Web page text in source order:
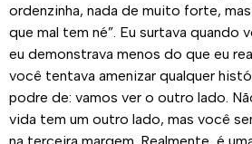
ordenzinha, nada de muito forte,
que mal tem né”. Eu surtava quando
eu demonstrava menos do que eu
você tentava amenizar qualquer
podre de: vamos ver o outro lado.
vida tem um outro lado, mas você